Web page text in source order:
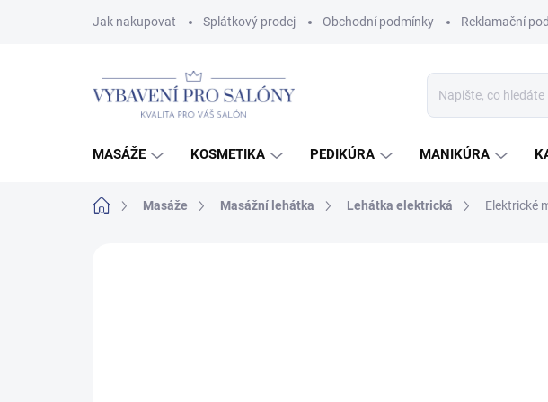
Jak nakupovat Splátkový prodej Obchodní podmínky Reklamační
MASÁŽE KOSMETIKA PEDIKÚRA MANIKÚRA
Domů Masáže Masážní lehátka Lehátka elektrická Elektrické